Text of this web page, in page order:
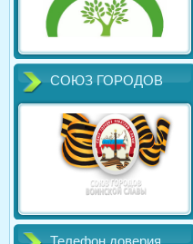
СОЮЗ ГОРОДОВ